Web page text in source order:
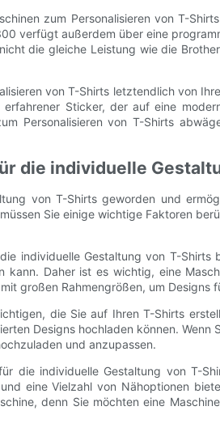
zum Personalisieren von T-
verfügt außerdem über eine
die gleiche Leistung wie die
von T-Shirts letztendlich von
Sticker, der auf eine
Personalisieren von T-Shirts
die individuelle
von T-Shirts geworden und
Sie einige wichtige Faktoren
individuelle Gestaltung von T-
Daher ist es wichtig, eine
großen Rahmengrößen, um
die Sie auf Ihren T-Shirts
Designs hochladen können.
und anzupassen.
die individuelle Gestaltung von T-
eine Vielzahl von Nähoptionen
denn Sie möchten eine